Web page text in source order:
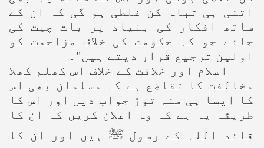
اتنی ہی تباہ کن غلطی ہو گی کہ ان کے
ساتھ افکار کی بنیاد پر بات چیت کی
جائے جو کہ حکومت کی خلاف مزاحمت کو
اولین ترجیع قرار دیتے ہیں"۔
اسلام اور خلافت کے خلاف اس کھلم کھلا
مخالفت کا تقاضع ہے کہ مسلمان بھی اس
کا ایسا ہی منہ توڑ جواب دیں اور اس کا
طریقہ یہ ہے کہ وہ اعلان کریں کہ ان کا
قائد اللہ کے رسول ﷺ ہیں اور ان کا